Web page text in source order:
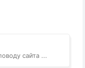
сайта ...